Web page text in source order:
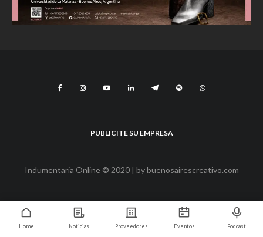
PUBLICITE SU EMPRESA
Indumentaria Online © 2020 | bybuenosairescreativo.com
Home Noticias Proveedores Eventos Podcast